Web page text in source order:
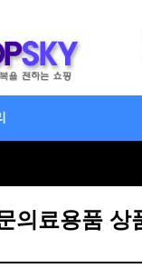
의료용품 상